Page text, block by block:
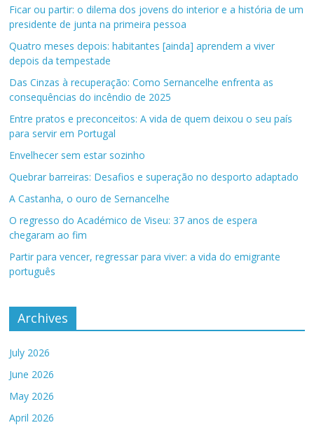
Ficar ou partir: o dilema dos jovens do interior e a história de um
presidente de junta na primeira pessoa
Quatro meses depois: habitantes [ainda] aprendem a viver
depois da tempestade
Das Cinzas à recuperação: Como Sernancelhe enfrenta as
consequências do incêndio de 2025
Entre pratos e preconceitos: A vida de quem deixou o seu país
para servir em Portugal
Envelhecer sem estar sozinho
Quebrar barreiras: Desafios e superação no desporto adaptado
A Castanha, o ouro de Sernancelhe
O regresso do Académico de Viseu: 37 anos de espera
chegaram ao fim
Partir para vencer, regressar para viver: a vida do emigrante
português
Archives
July 2026
June 2026
May 2026
April 2026